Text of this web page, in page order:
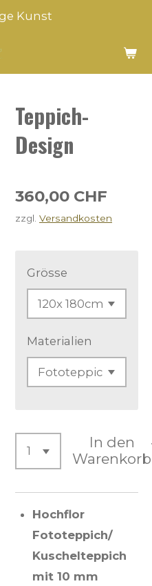
Kunst
Teppich-
Design
360,00 CHF
zzgl. Versandkosten
Grösse
Materialien
In den
Warenkorb
Hochflor
Fototeppich/
Kuschelteppich
mit 10 mm